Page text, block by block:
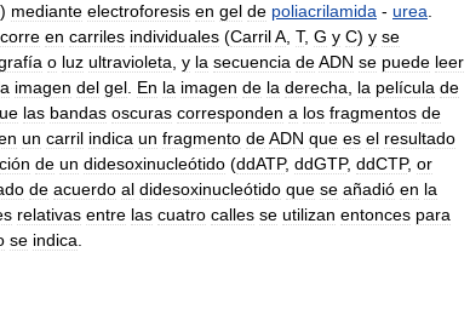
) mediante electroforesis en gel de poliacrilamida - urea.
corre en carriles individuales (CarrilA, T, G y C) y se
o luz ultravioleta, y la secuencia deADN se puede leer
imagen del gel. En la imagen de la derecha, la película de
las bandas oscuras corresponden a los fragmentos de
un carril indica un fragmento deADN que es el resultado
de un didesoxinucleótido (ddATP, ddGTP, ddCTP, or
de acuerdo al didesoxinucleótido que se añadió en la
relativas entre las cuatro calles se utilizan entonces para
se indica.